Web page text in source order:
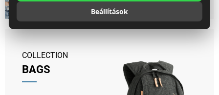
COLLECTION
BAGS
Beállítások